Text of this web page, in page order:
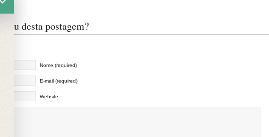
desta postagem?
Nome (required)
E-mail (required)
Website